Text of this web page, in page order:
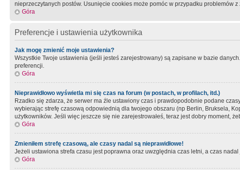
nieprzeczytanych postów. Usunięcie cookies może pomóc w przypadku problemów
Góra
Preferencje i ustawienia użytkownika
Jak mogę zmienić moje ustawienia?
Wszystkie Twoje ustawienia (jeśli jesteś zarejestrowany) są zapisane w bazie
preferencji.
Góra
Nieprawidłowo wyświetla mi się czas na forum (w postach, w profilach, itd.)
Rzadko się zdarza, że serwer ma źle ustawiony czas i prawdopodobnie podane
wybierając strefę czasową odpowiednią dla twojego obszaru (np Berlin, Bruksela,
użytkowników. Jeśli więc jeszcze się nie zarejestrowałeś, teraz jest dobry moment,
Góra
Zmieniłem strefę czasową, ale czasy nadal są nieprawidłowe!
Jeżeli ustawiona strefa czasu jest poprawna oraz uwzględnia czas letni, a czas
Góra